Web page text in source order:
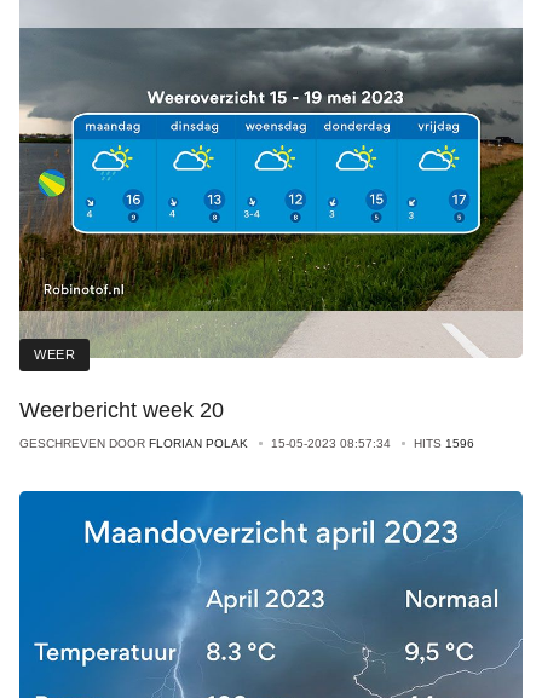
WEER
Weerbericht week 20
GESCHREVEN DOOR FLORIAN POLAK 15-05-2023 08:57:34 HITS 1596